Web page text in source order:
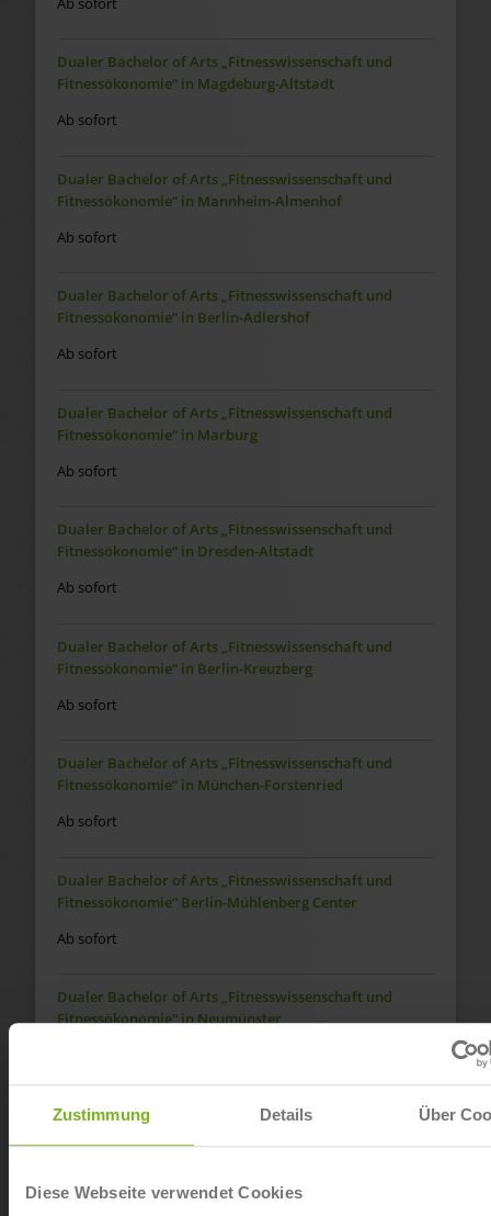
Zustimmung Details Über
Diese Webseite verwendet Cookies
Dualer Bachelor of Arts „Fitnesswissenschaft und
Fitnessökonomie“ in Magdeburg-Altstadt
Ab sofort
Dualer Bachelor of Arts „Fitnesswissenschaft und
Fitnessökonomie“ in Mannheim-Almenhof
Ab sofort
Dualer Bachelor of Arts „Fitnesswissenschaft und
Fitnessökonomie“ in Berlin-Adlershof
Ab sofort
Dualer Bachelor of Arts „Fitnesswissenschaft und
Fitnessökonomie“ in Marburg
Ab sofort
Dualer Bachelor of Arts „Fitnesswissenschaft und
Fitnessökonomie“ in Dresden-Altstadt
Ab sofort
Dualer Bachelor of Arts „Fitnesswissenschaft und
Fitnessökonomie“ in Berlin-Kreuzberg
Ab sofort
Dualer Bachelor of Arts „Fitnesswissenschaft und
Fitnessökonomie“ in München-Forstenried
Ab sofort
Dualer Bachelor of Arts „Fitnesswissenschaft und
Fitnessökonomie“ Berlin-Mühlenberg Center
Ab sofort
Dualer Bachelor of Arts „Fitnesswissenschaft und
Fitnessökonomie“ in Neumünster
Dualer Bachelor of Arts „Fitnesswissenschaft und